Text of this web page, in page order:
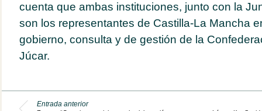
cuenta que ambas instituciones, junto con la
son los representantes de Castilla-La Mancha
gobierno, consulta y de gestión de la
Júcar.
Entrada anterior